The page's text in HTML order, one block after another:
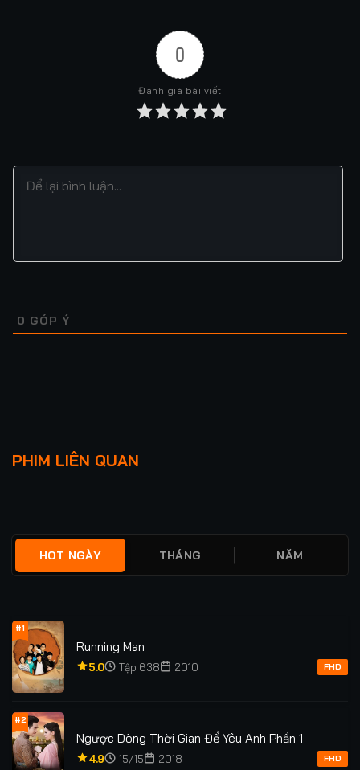
0
Đánh giá bài viết
0 GÓP Ý
PHIM LIÊN QUAN
NHỮNG NGƯỜI CHÚNG
TA GẶP TRONG KỲ
HOT NGÀY THÁNG NĂM
#1
Running Man
5.0 Tập 638 2010 FHD
#2
Ngược Dòng Thời Gian Để Yêu Anh Phần 1
4.9 15/15 2018 FHD